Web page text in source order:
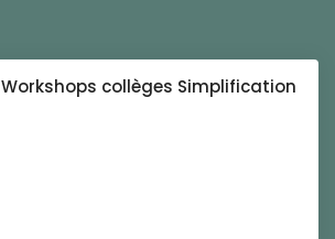
Workshops collèges Simplification